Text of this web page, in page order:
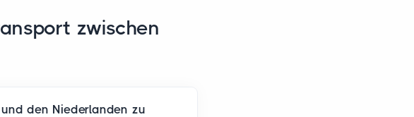
zwischen
den Niederlanden zu